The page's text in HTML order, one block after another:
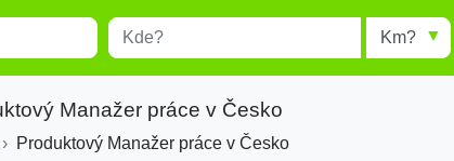
Místo Radius
Manažer práce v Česko
Produktový Manažer práce v Česko